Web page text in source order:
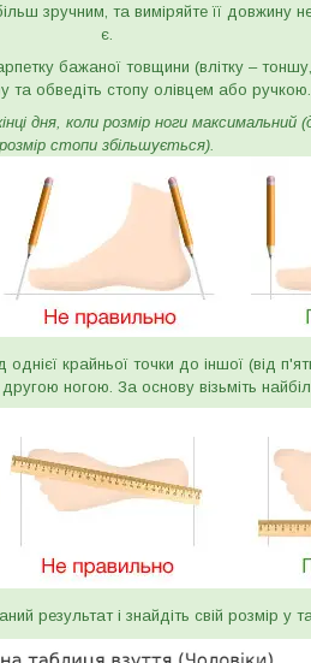
зручним, та виміряйте її довжину
є.
бажаної товщини (влітку –
та обведіть стопу олівцем або ручкою.
дня, коли розмір ноги максимальний
розмір стопи збільшується).
однієї крайньої точки до іншої (від
ногою. За основу візьміть
результат і знайдіть свій розмір у